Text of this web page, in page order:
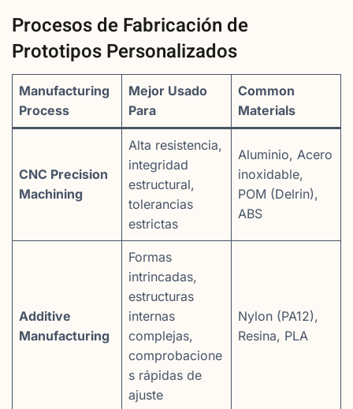
Procesos de Fabricación de
Prototipos Personalizados
Manufacturing
Process
Mejor Usado
Para
Common
Materials
CNC Precision
Machining
Alta resistencia,
integridad
estructural,
tolerancias
estrictas
Aluminio, Acero
inoxidable,
POM (Delrin),
ABS
Additive
Manufacturing
Formas
intrincadas,
estructuras
internas
complejas,
comprobacione
s rápidas de
ajuste
Nylon (PA12),
Resina, PLA